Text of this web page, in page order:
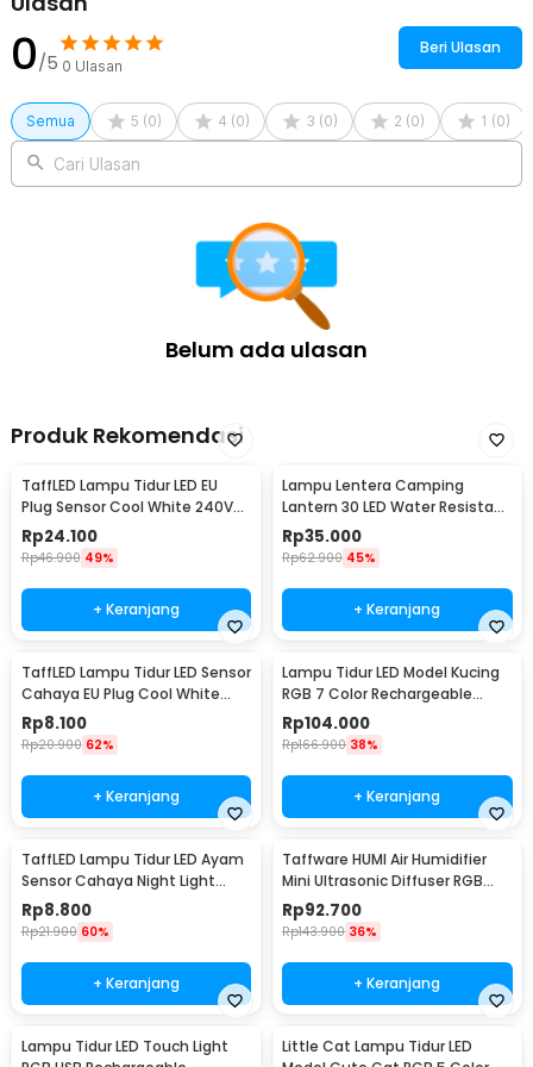
0/5 0 Ulasan
Beri Ulasan
Semua 5 (0) 4 (0) 3 (0) 2 (0) 1 (0)
Cari Ulasan
Belum ada ulasan
Produk Rekomendasi
TaffLED Lampu Tidur LED EU
Plug Sensor Cool White 240V
0.5W - LXX3148
Rp24.100
Rp46.900 49%
+ Keranjang
Lampu Lentera Camping
Lantern 30 LED Water Resistant
- GY18
Rp35.000
Rp62.900 45%
+ Keranjang
TaffLED Lampu Tidur LED Sensor
Cahaya EU Plug Cool White
0.5W 250V - L200
Rp8.100
Rp20.900 62%
+ Keranjang
Lampu Tidur LED Model Kucing
RGB 7 Color Rechargeable
0.4W 5V 1200mAh - LJC-101
Rp104.000
Rp166.900 38%
+ Keranjang
TaffLED Lampu Tidur LED Ayam
Sensor Cahaya Night Light
Warm White 5W - GY01
Rp8.800
Rp21.900 60%
+ Keranjang
Taffware HUMI Air Humidifier
Mini Ultrasonic Diffuser RGB
500ml Remote - HUMI H14A
Rp92.700
Rp143.900 36%
+ Keranjang
Lampu Tidur LED Touch Light
Little Cat Lampu Tidur LED